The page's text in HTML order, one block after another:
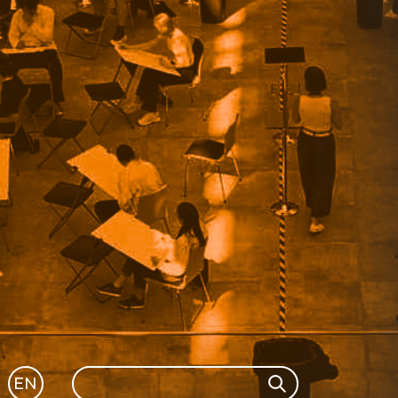
Search Search
EN